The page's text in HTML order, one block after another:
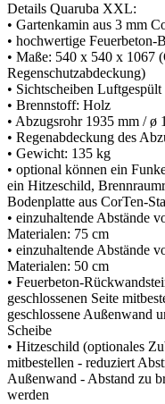
Details Quaruba XXL:
• Gartenkamin aus 3 mm
• hochwertige Feuerbeton-
• Maße: 540 x 540 x 1067
Regenschutzabdeckung)
• Sichtscheiben Luftgespült
• Brennstoff: Holz
• Abzugsrohr 1935 mm / ø
• Regenabdeckung des
• Gewicht: 135 kg
• optional können ein
ein Hitzeschild,
Bodenplatte aus CorTen-
• einzuhaltende Abstände
Materialen: 75 cm
• einzuhaltende Abstände
Materialen: 50 cm
• Feuerbeton-
geschlossenen Seite
geschlossene Außenwand
Scheibe
• Hitzeschild (optionales
mitbestellen - reduziert
Außenwand - Abstand zu
werden